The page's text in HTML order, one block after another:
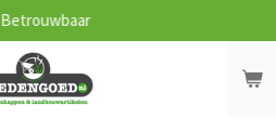
Betrouwbaar